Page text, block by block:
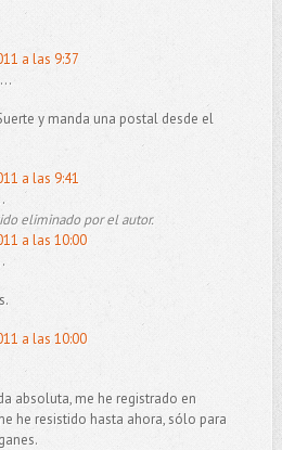
a las 9:37
y manda una postal desde el
a las 9:41
eliminado por el autor.
a las 10:00
a las 10:00
absoluta, me he registrado en
he resistido hasta ahora, sólo para